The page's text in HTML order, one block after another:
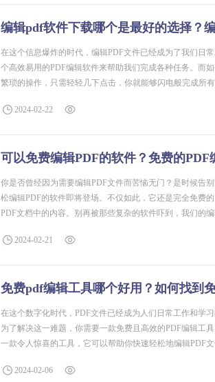
编辑pdf软件下载哪个是最好的选择？
在这个信息爆炸的时代，编辑PDF文件已经成为了我们日
个高效易用的PDF编辑软件来帮助我们完成各种任务。而
繁琐的操作，只需轻轻几下点击，你就能够闪电般完成所
2024-02-22
可以免费编辑PDF的软件？免费的PDF
你是否曾经因为需要编辑PDF文件而苦恼无门？是时候告
松编辑PDF的软件即将登场。不仅如此，它还是完全免费
PDF文档中的内容。别再被那些复杂的软件吓到，我们的
2024-02-21
免费pdf编辑工具哪个好用？如何找到
在这个数字化时代，PDF文件已经成为人们日常工作和学
为了解决这一难题，你需要一款免费且高效的PDF编辑工
一款令人惊喜的工具，它可以帮助你快速轻松地编辑PDF
2024-02-06